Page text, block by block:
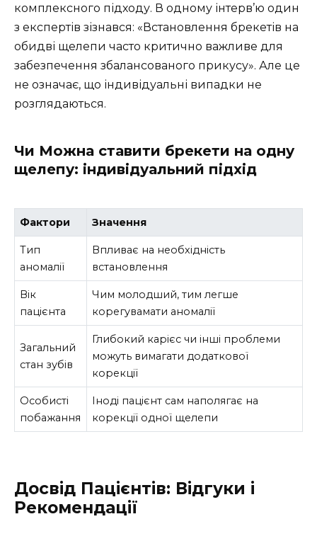
комплексного підходу. В одному інтерв’ю один
з експертів зізнався: «Встановлення брекетів на
обидві щелепи часто критично важливе для
забезпечення збалансованого прикусу». Але це
не означає, що індивідуальні випадки не
розглядаються.
Чи Можна ставити брекети на одну
щелепу: індивідуальний підхід
Фактори Значення
Тип
аномалії
Впливає на необхідність
встановлення
Вік
пацієнта
Чим молодший, тим легше
корегувамати аномалії
Загальний
стан зубів
Глибокий карієс чи інші проблеми
можуть вимагати додаткової
корекції
Особисті
побажання
Іноді пацієнт сам наполягає на
корекції одної щелепи
Досвід Пацієнтів: Відгуки і
Рекомендації